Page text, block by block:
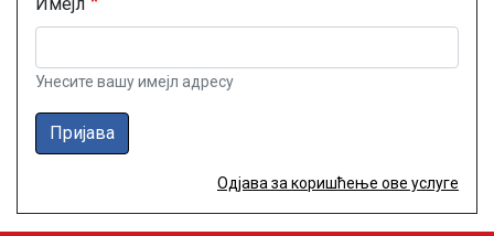
Унесите вашу имејл адресу
Пријава
Одјава за коришћење ове услуге